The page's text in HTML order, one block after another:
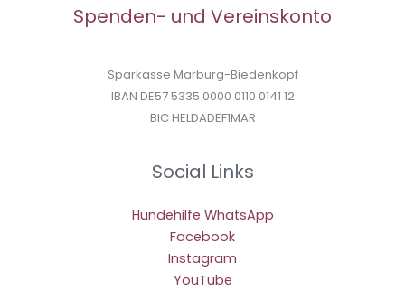
Spenden- und Vereinskonto
Sparkasse Marburg-Biedenkopf
IBAN DE57 5335 0000 0110 0141 12
BIC HELDADEF1MAR
Social Links
Hundehilfe WhatsApp
Facebook
Instagram
YouTube